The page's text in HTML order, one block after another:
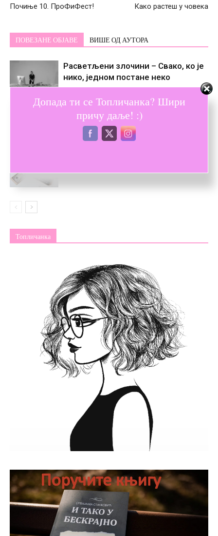
Почиње 10. ПроФиФест! Како растеш у човека
ПОВЕЗАНЕ ОБЈАВЕ ВИШЕ ОД АУТОРА
Расветљени злочини – Свако, ко је
нико, једном постане некo
Дотукли су ме снови
кредита за своје потребе
Топличанка
Допада ти се Топличанка? Шири
причу даље! :)